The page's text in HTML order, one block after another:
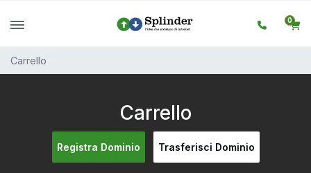
0
Carrello
Carrello
Registra Dominio Trasferisci Dominio